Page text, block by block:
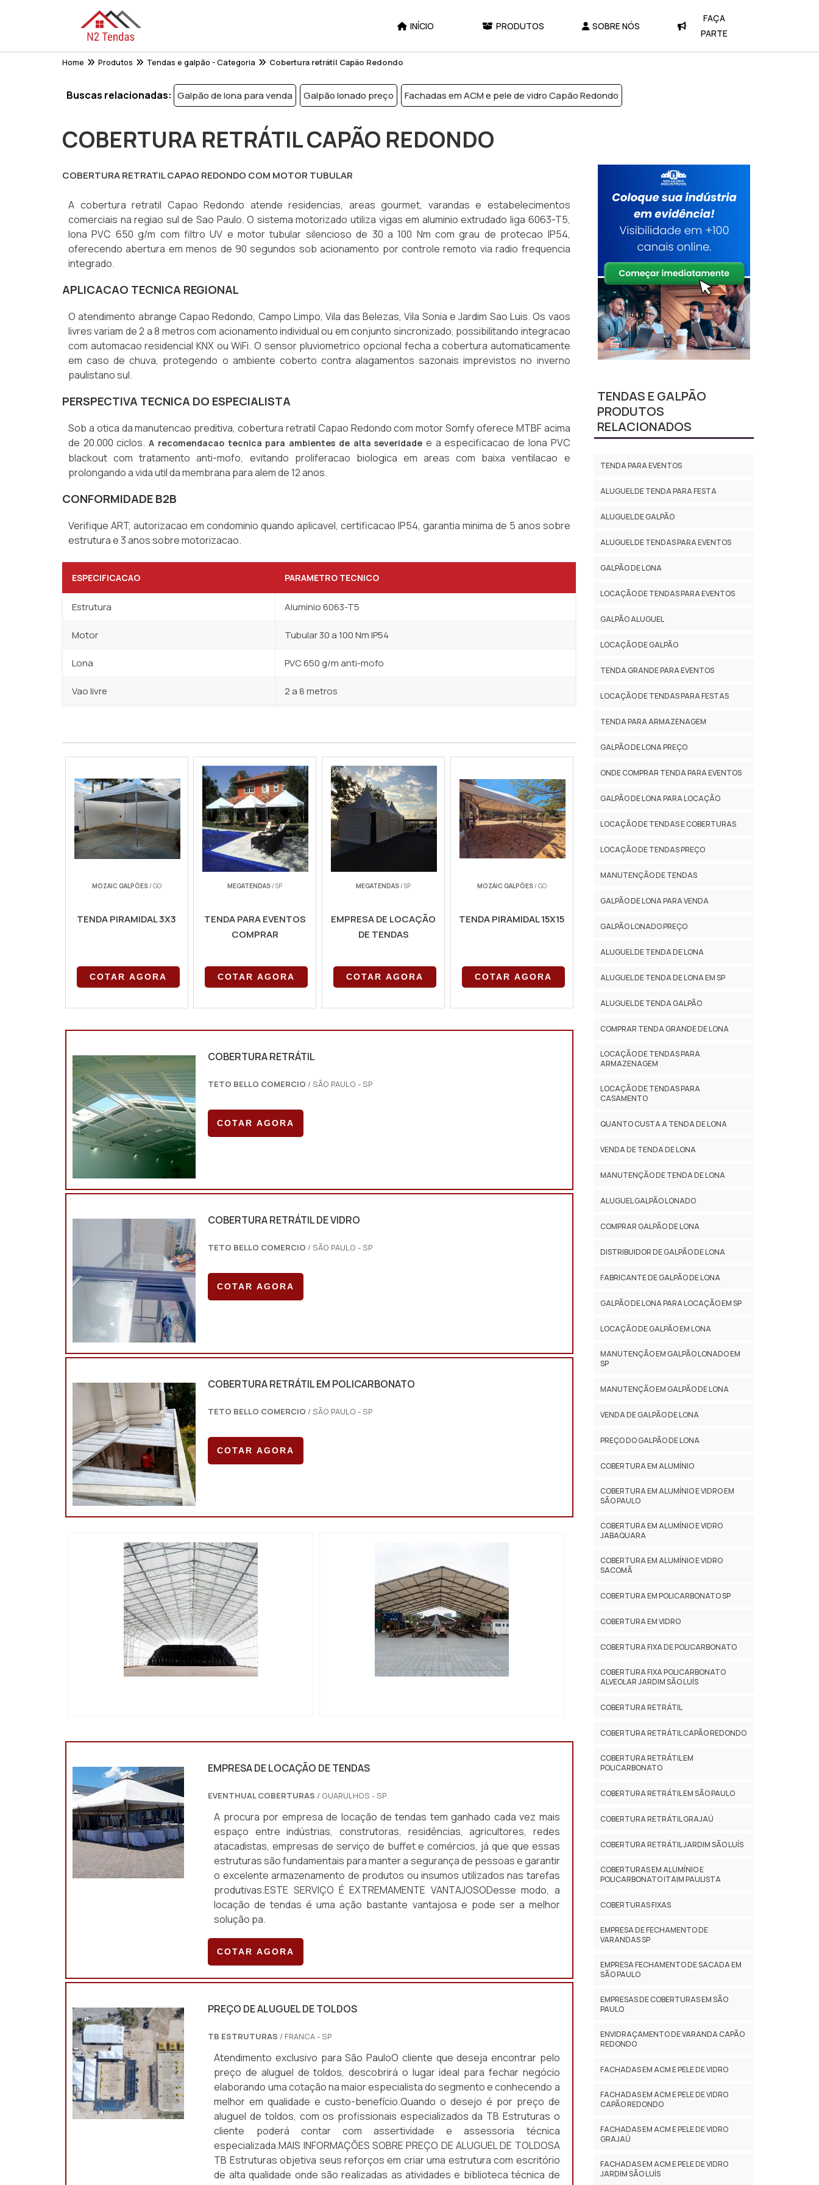
INÍCIO PRODUTOS SOBRE NÓS
FAÇA
PARTE
Home Produtos Tendas e galpão - Categoria Cobertura retrátil Capão Redondo
Buscas relacionadas: Galpão de lona para venda Galpão lonado preço Fachadas em ACM e pele de vidro Capão Redondo
COBERTURA RETRÁTIL CAPÃO REDONDO
COBERTURA RETRATIL CAPAO REDONDO COM MOTOR TUBULAR
A cobertura retratil Capao Redondo atende residencias, areas gourmet, varandas e estabelecimentos
comerciais na regiao sul de Sao Paulo. O sistema motorizado utiliza vigas em aluminio extrudado liga 6063-T5,
lona PVC 650 g/m com filtro UV e motor tubular silencioso de 30 a 100 Nm com grau de protecao IP54,
oferecendo abertura em menos de 90 segundos sob acionamento por controle remoto via radio frequencia
integrado.
APLICACAO TECNICA REGIONAL
O atendimento abrange Capao Redondo, Campo Limpo, Vila das Belezas, Vila Sonia e Jardim Sao Luis. Os vaos
livres variam de 2 a 8 metros com acionamento individual ou em conjunto sincronizado, possibilitando integracao
com automacao residencial KNX ou WiFi. O sensor pluviometrico opcional fecha a cobertura automaticamente
em caso de chuva, protegendo o ambiente coberto contra alagamentos sazonais imprevistos no inverno
paulistano sul.
PERSPECTIVA TECNICA DO ESPECIALISTA
Sob a otica da manutencao preditiva, cobertura retratil Capao Redondo com motor Somfy oferece MTBF acima
de 20.000 ciclos.A recomendacao tecnica para ambientes de alta severidade e a especificacao de lona PVC
blackout com tratamento anti-mofo, evitando proliferacao biologica em areas com baixa ventilacao e
prolongando a vida util da membrana para alem de 12 anos.
CONFORMIDADE B2B
Verifique ART, autorizacao em condominio quando aplicavel, certificacao IP54, garantia minima de 5 anos sobre
estrutura e 3 anos sobre motorizacao.
ESPECIFICACAO PARAMETRO TECNICO
Estrutura Aluminio 6063-T5
Motor Tubular 30 a 100 Nm IP54
Lona PVC 650 g/m anti-mofo
Vao livre 2 a 8 metros
MOZAIC GALPÕES/ GO
TENDA PIRAMIDAL 3X3
COTAR AGORA
MEGATENDAS/ SP
TENDA PARA EVENTOS
COMPRAR
COTAR AGORA
MEGATENDAS/ SP
EMPRESA DE LOCAÇÃO
DE TENDAS
COTAR AGORA
MOZAIC GALPÕES/ GO
TENDA PIRAMIDAL 15X15
COTAR AGORA
COBERTURA RETRÁTIL
TETO BELLO COMERCIO / SÃO PAULO - SP
COTAR AGORA
COBERTURA RETRÁTIL DE VIDRO
TETO BELLO COMERCIO / SÃO PAULO - SP
COTAR AGORA
COBERTURA RETRÁTIL EM POLICARBONATO
TETO BELLO COMERCIO / SÃO PAULO - SP
COTAR AGORA
EMPRESA DE LOCAÇÃO DE TENDAS
EVENTHUAL COBERTURAS / GUARULHOS - SP
A procura por empresa de locação de tendas tem ganhado cada vez mais
espaço entre indústrias, construtoras, residências, agricultores, redes
atacadistas, empresas de serviço de buffet e comércios, já que que essas
estruturas são fundamentais para manter a segurança de pessoas e garantir
o excelente armazenamento de produtos ou insumos utilizados nas tarefas
produtivas.ESTE SERVIÇO É EXTREMAMENTE VANTAJOSODesse modo, a
locação de tendas é uma ação bastante vantajosa e pode ser a melhor
solução pa.
COTAR AGORA
PREÇO DE ALUGUEL DE TOLDOS
TB ESTRUTURAS / FRANCA - SP
Atendimento exclusivo para São PauloO cliente que deseja encontrar pelo
preço de aluguel de toldos, descobrirá o lugar ideal para fechar negócio
elaborando uma cotação na maior especialista do segmento e conhecendo a
melhor em qualidade e custo-benefício.Quando o desejo é por preço de
aluguel de toldos, com os profissionais especializados da TB Estruturas o
cliente poderá contar com assertividade e assessoria técnica
especializada.MAIS INFORMAÇÕES SOBRE PREÇO DE ALUGUEL DE TOLDOSA
TB Estruturas objetiva seus reforços em criar uma estrutura com escritório
de alta qualidade onde são realizadas as atividades e biblioteca técnica de
TENDAS E GALPÃO
PRODUTOS
RELACIONADOS
TENDA PARA EVENTOS
ALUGUEL DE TENDA PARA FESTA
ALUGUEL DE GALPÃO
ALUGUEL DE TENDAS PARA EVENTOS
GALPÃO DE LONA
LOCAÇÃO DE TENDAS PARA EVENTOS
GALPÃO ALUGUEL
LOCAÇÃO DE GALPÃO
TENDA GRANDE PARA EVENTOS
LOCAÇÃO DE TENDAS PARA FESTAS
TENDA PARA ARMAZENAGEM
GALPÃO DE LONA PREÇO
ONDE COMPRAR TENDA PARA EVENTOS
GALPÃO DE LONA PARA LOCAÇÃO
LOCAÇÃO DE TENDAS E COBERTURAS
LOCAÇÃO DE TENDAS PREÇO
MANUTENÇÃO DE TENDAS
GALPÃO DE LONA PARA VENDA
GALPÃO LONADO PREÇO
ALUGUEL DE TENDA DE LONA
ALUGUEL DE TENDA DE LONA EM SP
ALUGUEL DE TENDA GALPÃO
COMPRAR TENDA GRANDE DE LONA
LOCAÇÃO DE TENDAS PARA
ARMAZENAGEM
LOCAÇÃO DE TENDAS PARA
CASAMENTO
QUANTO CUSTA A TENDA DE LONA
VENDA DE TENDA DE LONA
MANUTENÇÃO DE TENDA DE LONA
ALUGUEL GALPÃO LONADO
COMPRAR GALPÃO DE LONA
DISTRIBUIDOR DE GALPÃO DE LONA
FABRICANTE DE GALPÃO DE LONA
GALPÃO DE LONA PARA LOCAÇÃO EM SP
LOCAÇÃO DE GALPÃO EM LONA
MANUTENÇÃO EM GALPÃO LONADO EM
SP
MANUTENÇÃO EM GALPÃO DE LONA
VENDA DE GALPÃO DE LONA
PREÇO DO GALPÃO DE LONA
COBERTURA EM ALUMÍNIO
COBERTURA EM ALUMÍNIO E VIDRO EM
SÃO PAULO
COBERTURA EM ALUMÍNIO E VIDRO
JABAQUARA
COBERTURA EM ALUMÍNIO E VIDRO
SACOMÃ
COBERTURA EM POLICARBONATO SP
COBERTURA EM VIDRO
COBERTURA FIXA DE POLICARBONATO
COBERTURA FIXA POLICARBONATO
ALVEOLAR JARDIM SÃO LUÍS
COBERTURA RETRÁTIL
COBERTURA RETRÁTIL CAPÃO REDONDO
COBERTURA RETRÁTIL EM
POLICARBONATO
COBERTURA RETRÁTIL EM SÃO PAULO
COBERTURA RETRÁTIL GRAJAÚ
COBERTURA RETRÁTIL JARDIM SÃO LUÍS
COBERTURAS EM ALUMÍNIO E
POLICARBONATO ITAIM PAULISTA
COBERTURAS FIXAS
EMPRESA DE FECHAMENTO DE
VARANDAS SP
EMPRESA FECHAMENTO DE SACADA EM
SÃO PAULO
EMPRESAS DE COBERTURAS EM SÃO
PAULO
ENVIDRAÇAMENTO DE VARANDA CAPÃO
REDONDO
FACHADAS EM ACM E PELE DE VIDRO
FACHADAS EM ACM E PELE DE VIDRO
CAPÃO REDONDO
FACHADAS EM ACM E PELE DE VIDRO
GRAJAÚ
FACHADAS EM ACM E PELE DE VIDRO
JARDIM SÃO LUÍS